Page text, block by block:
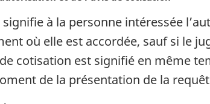
à la personne intéressée
où elle est accordée, sauf si le
cotisation est signifié en même
de la présentation de la